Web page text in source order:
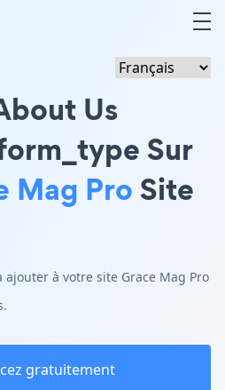
Us
Sur
Mag ProSite
ajouter à votre site Grace Mag Pro
gratuitement